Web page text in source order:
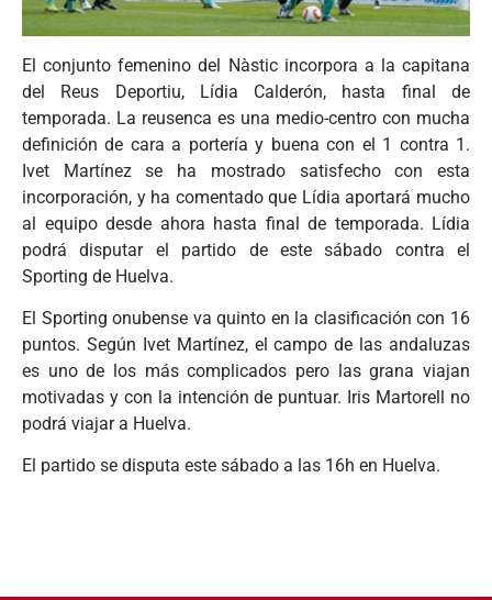
El conjunto femenino del Nàstic incorpora a la capitana
del Reus Deportiu, Lídia Calderón, hasta final de
temporada. La reusenca es una medio-centro con mucha
definición de cara a portería y buena con el 1 contra 1.
Ivet Martínez se ha mostrado satisfecho con esta
incorporación, y ha comentado que Lídia aportará mucho
al equipo desde ahora hasta final de temporada. Lídia
podrá disputar el partido de este sábado contra el
Sporting de Huelva.
El Sporting onubense va quinto en la clasificación con 16
puntos. Según Ivet Martínez, el campo de las andaluzas
es uno de los más complicados pero las grana viajan
motivadas y con la intención de puntuar. Iris Martorell no
podrá viajar a Huelva.
El partido se disputa este sábado a las 16h en Huelva.